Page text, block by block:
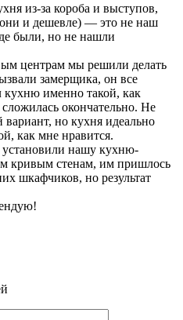
из-за короба и выступов,
и дешевле) — это не наш
были, но не нашли
центрам мы решили делать
замерщика, он все
кухню именно такой, как
окончательно. Не
но кухня идеально
как мне нравится.
нашу кухню-
кривым стенам, им пришлось
шкафчиков, но результат